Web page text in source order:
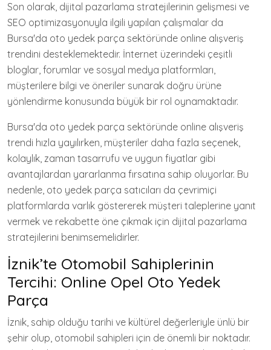
Son olarak, dijital pazarlama stratejilerinin gelişmesi ve
SEO optimizasyonuyla ilgili yapılan çalışmalar da
Bursa'da oto yedek parça sektöründe online alışveriş
trendini desteklemektedir. İnternet üzerindeki çeşitli
bloglar, forumlar ve sosyal medya platformları,
müşterilere bilgi ve öneriler sunarak doğru ürüne
yönlendirme konusunda büyük bir rol oynamaktadır.
Bursa'da oto yedek parça sektöründe online alışveriş
trendi hızla yayılırken, müşteriler daha fazla seçenek,
kolaylık, zaman tasarrufu ve uygun fiyatlar gibi
avantajlardan yararlanma fırsatına sahip oluyorlar. Bu
nedenle, oto yedek parça satıcıları da çevrimiçi
platformlarda varlık göstererek müşteri taleplerine yanıt
vermek ve rekabette öne çıkmak için dijital pazarlama
stratejilerini benimsemelidirler.
İznik’te Otomobil Sahiplerinin
Tercihi: Online Opel Oto Yedek
Parça
İznik, sahip olduğu tarihi ve kültürel değerleriyle ünlü bir
şehir olup, otomobil sahipleri için de önemli bir noktadır.